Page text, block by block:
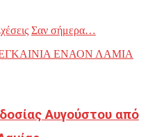
Σαν σήμερα…
ΕΝΑΟΝ ΛΑΜΙΑ
Αυγούστου από